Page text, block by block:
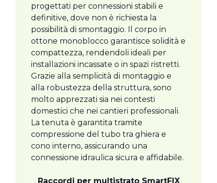
progettati per connessioni stabili e
definitive, dove non è richiesta la
possibilità di smontaggio. Il corpo in
ottone monoblocco garantisce solidità e
compattezza, rendendoli ideali per
installazioni incassate o in spazi ristretti.
Grazie alla semplicità di montaggio e
alla robustezza della struttura, sono
molto apprezzati sia nei contesti
domestici che nei cantieri professionali.
La tenuta è garantita tramite
compressione del tubo tra ghiera e
cono interno, assicurando una
connessione idraulica sicura e affidabile.
Raccordi per multistrato SmartFIX